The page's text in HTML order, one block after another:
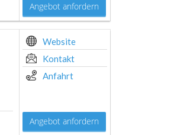
Angebot anfordern
Website
Kontakt
Anfahrt
Angebot anfordern